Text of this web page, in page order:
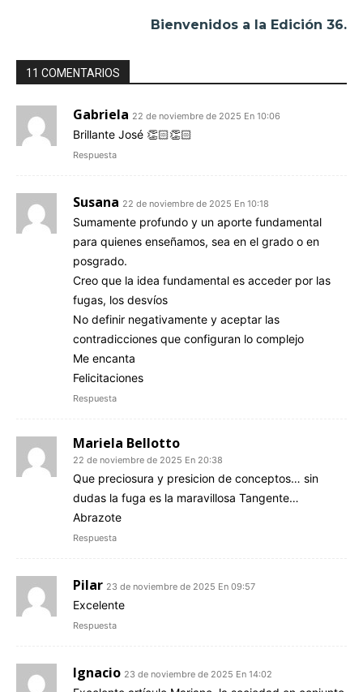
Bienvenidos a la Edición 36.
11 COMENTARIOS
Gabriela 22 de noviembre de 2025 En 10:06
Brillante José 👏🏻👏🏻
Respuesta
Susana 22 de noviembre de 2025 En 10:18
Sumamente profundo y un aporte fundamental
para quienes enseñamos, sea en el grado o en
posgrado.
Creo que la idea fundamental es acceder por las
fugas, los desvíos
No definir negativamente y aceptar las
contradicciones que configuran lo complejo
Me encanta
Felicitaciones
Respuesta
Mariela Bellotto
22 de noviembre de 2025 En 20:38
Que preciosura y presicion de conceptos… sin
dudas la fuga es la maravillosa Tangente…
Abrazote
Respuesta
Pilar 23 de noviembre de 2025 En 09:57
Excelente
Respuesta
Ignacio 23 de noviembre de 2025 En 14:02